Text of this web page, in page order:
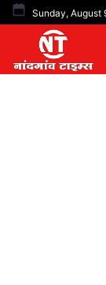
Skip
content
Sunday, August